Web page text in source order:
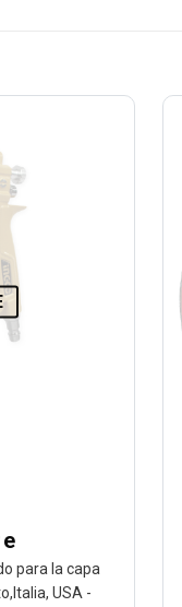
para la capa
USA -